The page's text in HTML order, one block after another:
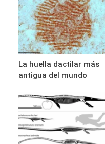
La huella dactilar más
antigua del mundo